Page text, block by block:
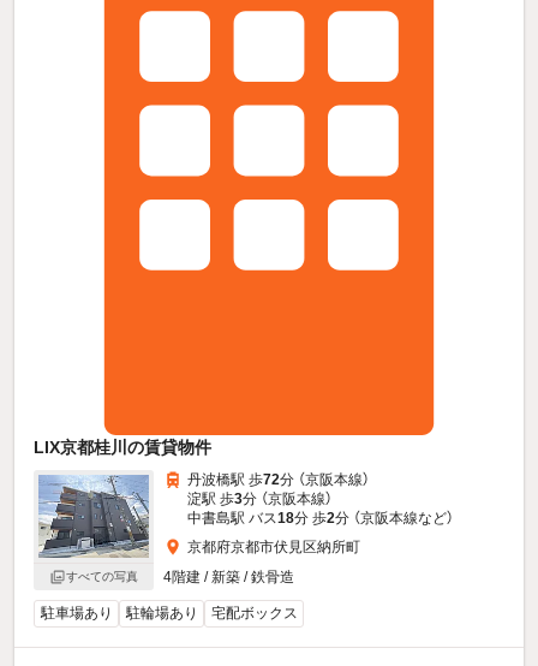
LIX京都桂川の賃貸物件
すべての写真
丹波橋駅 歩72分 （京阪本線）
淀駅 歩3分 （京阪本線）
中書島駅 バス18分 歩2分 （京阪本線など）
京都府京都市伏見区納所町
4階建 / 新築 / 鉄骨造
駐車場あり 駐輪場あり 宅配ボックス